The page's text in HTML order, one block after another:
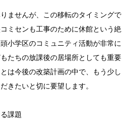
ませんが、この移転のタイミングで
ミセンも工事のために休館という絶
小学区のコミュニティ活動が非常に
たちの放課後の居場所としても重要
は今後の改築計画の中で、もう少し
きたいと切に要望します。
課題